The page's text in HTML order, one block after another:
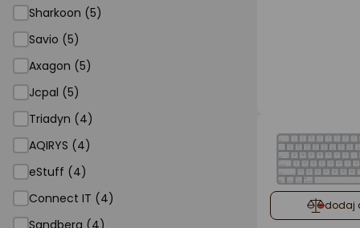
Sharkoon (5)
Savio (5)
Axagon (5)
Jcpal (5)
Triadyn (4)
AQIRYS (4)
eStuff (4)
Connect IT (4)
Sandberg (4)
dodaj